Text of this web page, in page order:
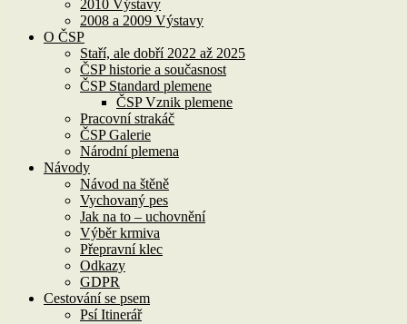
2010 Výstavy
2008 a 2009 Výstavy
O ČSP
Staří, ale dobří 2022 až 2025
ČSP historie a současnost
ČSP Standard plemene
ČSP Vznik plemene
Pracovní strakáč
ČSP Galerie
Národní plemena
Návody
Návod na štěně
Vychovaný pes
Jak na to – uchovnění
Výběr krmiva
Přepravní klec
Odkazy
GDPR
Cestování se psem
Psí Itinerář